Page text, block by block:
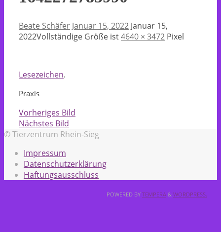
Beate Schäfer Januar 15, 2022 Januar 15,
2022Vollständige Größe ist4640 × 3472 Pixel
Lesezeichen.
Praxis
Vorheriges Bild
Nächstes Bild
© Tierzentrum Rhein-Sieg
Impressum
Datenschutzerklärung
Haftungsausschluss
POWERED BY TEMPERA & WORDPRESS.